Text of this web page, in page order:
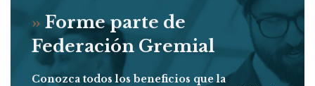
» Forme parte de
Federación Gremial
Conozca todos los beneficios que la